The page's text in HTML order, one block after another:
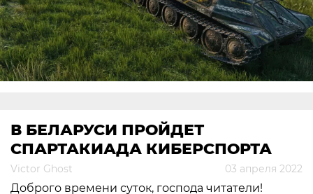
В БЕЛАРУСИ ПРОЙДЕТ
СПАРТАКИАДА КИБЕРСПОРТА
Victor Ghost 03 апреля 2022
Доброго времени суток, господа читатели!